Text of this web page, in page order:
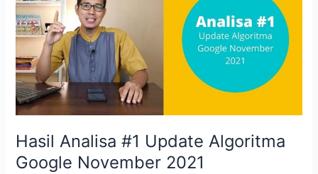
Hasil Analisa #1 Update Algoritma
Google November 2021